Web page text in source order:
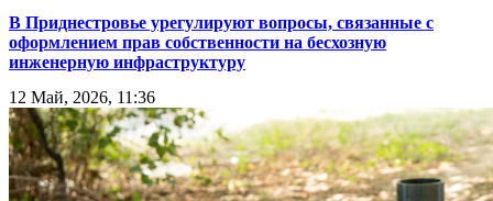
В Приднестровье урегулируют вопросы, связанные с
оформлением прав собственности на бесхозную
инженерную инфраструктуру
12 Май, 2026, 11:36